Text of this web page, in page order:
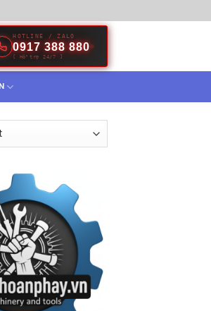
HOTLINE / ZALO
0917 388 880
[ Hỗ trợ 24/7 ]